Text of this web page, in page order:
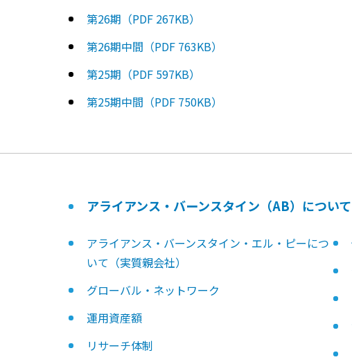
第26期（PDF 267KB）
第26期中間（PDF 763KB）
第25期（PDF 597KB）
第25期中間（PDF 750KB）
アライアンス・バーンスタイン（AB）につい
アライアンス・バーンスタイン・エル・ピーにつ
いて（実質親会社）
グローバル・ネットワーク
運用資産額
リサーチ体制